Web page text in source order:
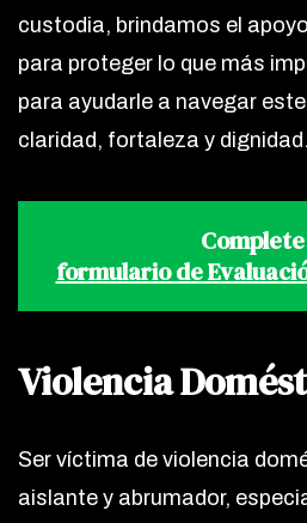
custodia, brindamos el
para proteger lo que más
para ayudarle a navegar
claridad, fortaleza y dignidad.
formulario de
Violencia
Ser víctima de violencia
aislante y abrumador,